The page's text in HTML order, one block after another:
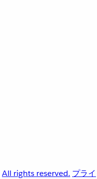
All rights reserved. プライ